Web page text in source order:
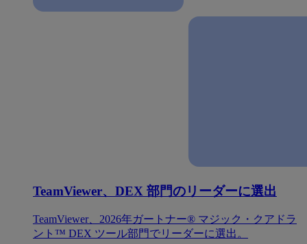
TeamViewer、DEX 部門のリーダーに選出
TeamViewer、2026年ガートナー® マジック・クアドラ
ント™ DEX ツール部門でリーダーに選出。